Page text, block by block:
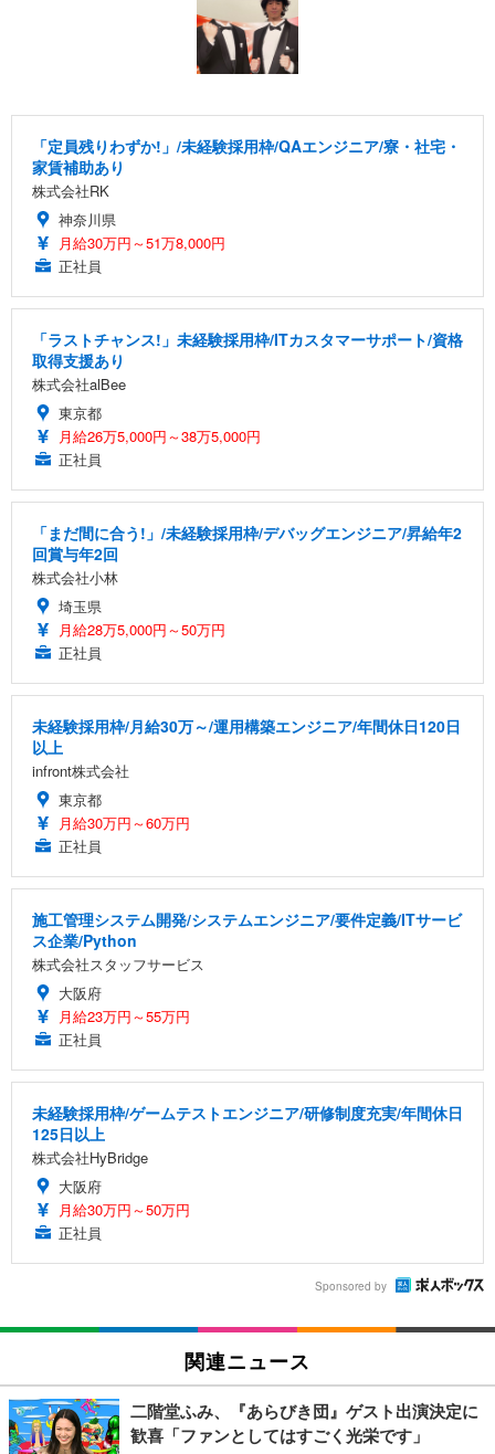
「定員残りわずか!」/未経験採用枠/QAエンジニア/寮・社宅・
家賃補助あり
株式会社RK
神奈川県
月給30万円～51万8,000円
正社員
「ラストチャンス!」未経験採用枠/ITカスタマーサポート/資格
取得支援あり
株式会社alBee
東京都
月給26万5,000円～38万5,000円
正社員
「まだ間に合う!」/未経験採用枠/デバッグエンジニア/昇給年2
回賞与年2回
株式会社小林
埼玉県
月給28万5,000円～50万円
正社員
未経験採用枠/月給30万～/運用構築エンジニア/年間休日120日
以上
infront株式会社
東京都
月給30万円～60万円
正社員
施工管理システム開発/システムエンジニア/要件定義/ITサービ
ス企業/Python
株式会社スタッフサービス
大阪府
月給23万円～55万円
正社員
未経験採用枠/ゲームテストエンジニア/研修制度充実/年間休日
125日以上
株式会社HyBridge
大阪府
月給30万円～50万円
正社員
Sponsored by
関連ニュース
二階堂ふみ、『あらびき団』ゲスト出演決定に
歓喜「ファンとしてはすごく光栄です」